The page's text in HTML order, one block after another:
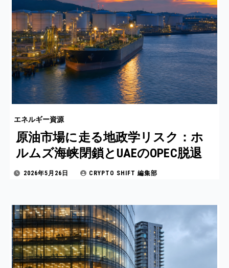
エネルギー資源
原油市場に走る地政学リスク：ホ
ルムズ海峡閉鎖とUAEのOPEC脱退
2026年5月26日 CRYPTO SHIFT 編集部